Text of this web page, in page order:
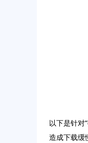
以下是针对
造成下载缓